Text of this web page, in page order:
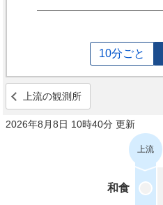
10分ごと
上流の観測所
2026年8月8日 10時40分 更新
上流
和食